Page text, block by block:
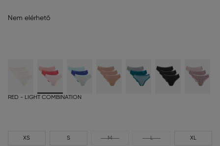
Nem elérhető
RED - LIGHT COMBINATION
XS S M L XL